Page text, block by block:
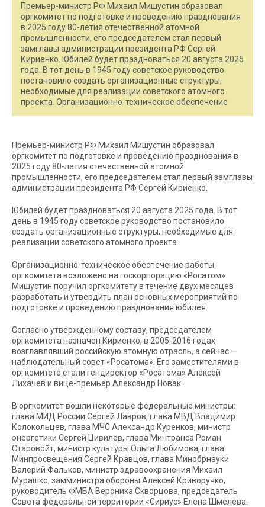
Премьер-министр РФ Михаил Мишустин образовал
оргкомитет по подготовке и проведению празднования
в 2025 году 80-летия отечественной атомной
промышленности, его председателем стал первый
замглавы администрации президента РФ Сергей
Кириенко. Юбилей будет праздноваться 20 августа 2025
года. В тот день в 1945 году советское руководство
постановило создать организационные структуры,
необходимые для реализации советского атомного
проекта. Организационно-техническое обеспечение
Премьер-министр РФ Михаил Мишустин образовал
оргкомитет по подготовке и проведению празднования в
2025 году 80-летия отечественной атомной
промышленности, его председателем стал первый замглавы
администрации президента РФ Сергей Кириенко.
Юбилей будет праздноваться 20 августа 2025 года. В тот
день в 1945 году советское руководство постановило
создать организационные структуры, необходимые для
реализации советского атомного проекта.
Организационно-техническое обеспечение работы
оргкомитета возложено на госкорпорацию «Росатом».
Мишустин поручил оргкомитету в течение двух месяцев
разработать и утвердить план основных мероприятий по
подготовке и проведению празднования юбилея.
Согласно утвержденному составу, председателем
оргкомитета назначен Кириенко, в 2005-2016 годах
возглавлявший российскую атомную отрасль, а сейчас —
наблюдательный совет «Росатома». Его заместителями в
оргкомитете стали гендиректор «Росатома» Алексей
Лихачев и вице-премьер Александр Новак.
В оргкомитет вошли некоторые федеральные министры:
глава МИД России Сергей Лавров, глава МВД Владимир
Колокольцев, глава МЧС Александр Куренков, министр
энергетики Сергей Цивилев, глава Минтранса Роман
Старовойт, министр культуры Ольга Любимова, глава
Минпросвещения Сергей Кравцов, глава Минобрнауки
Валерий Фальков, министр здравоохранения Михаил
Мурашко, замминистра обороны Алексей Криворучко,
руководитель ФМБА Вероника Скворцова, председатель
Совета федеральной территории «Сириус» Елена Шмелева.